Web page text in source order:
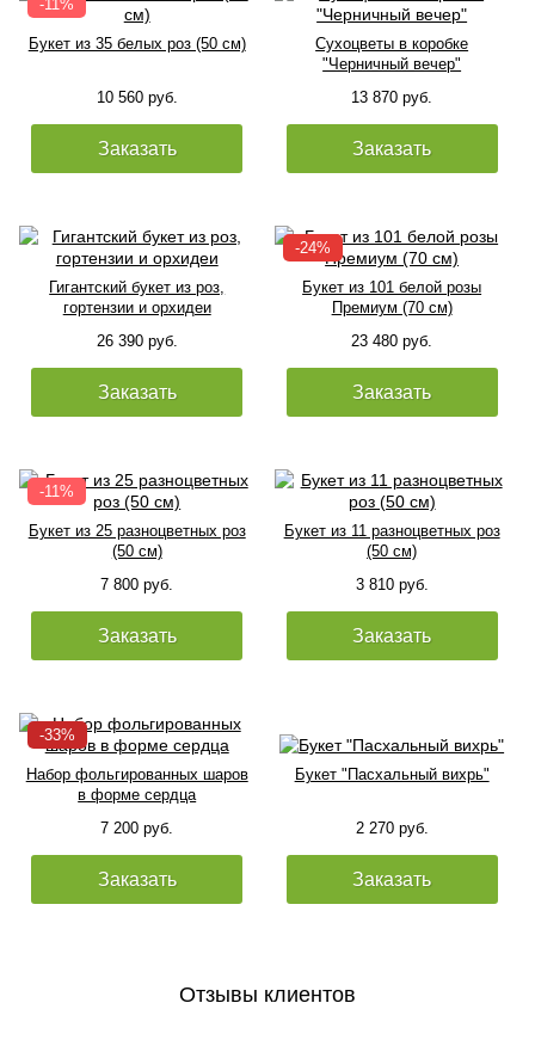
Букет из 35 белых роз (50 см)
10 560 руб.
Заказать
Сухоцветы в коробке
"Черничный вечер"
13 870 руб.
Заказать
Гигантский букет из роз,
гортензии и орхидеи
26 390 руб.
Заказать
Букет из 101 белой розы
Премиум (70 см)
23 480 руб.
Заказать
Букет из 25 разноцветных роз
(50 см)
7 800 руб.
Заказать
Букет из 11 разноцветных роз
(50 см)
3 810 руб.
Заказать
Набор фольгированных шаров
в форме сердца
7 200 руб.
Заказать
Букет "Пасхальный вихрь"
2 270 руб.
Заказать
Отзывы клиентов